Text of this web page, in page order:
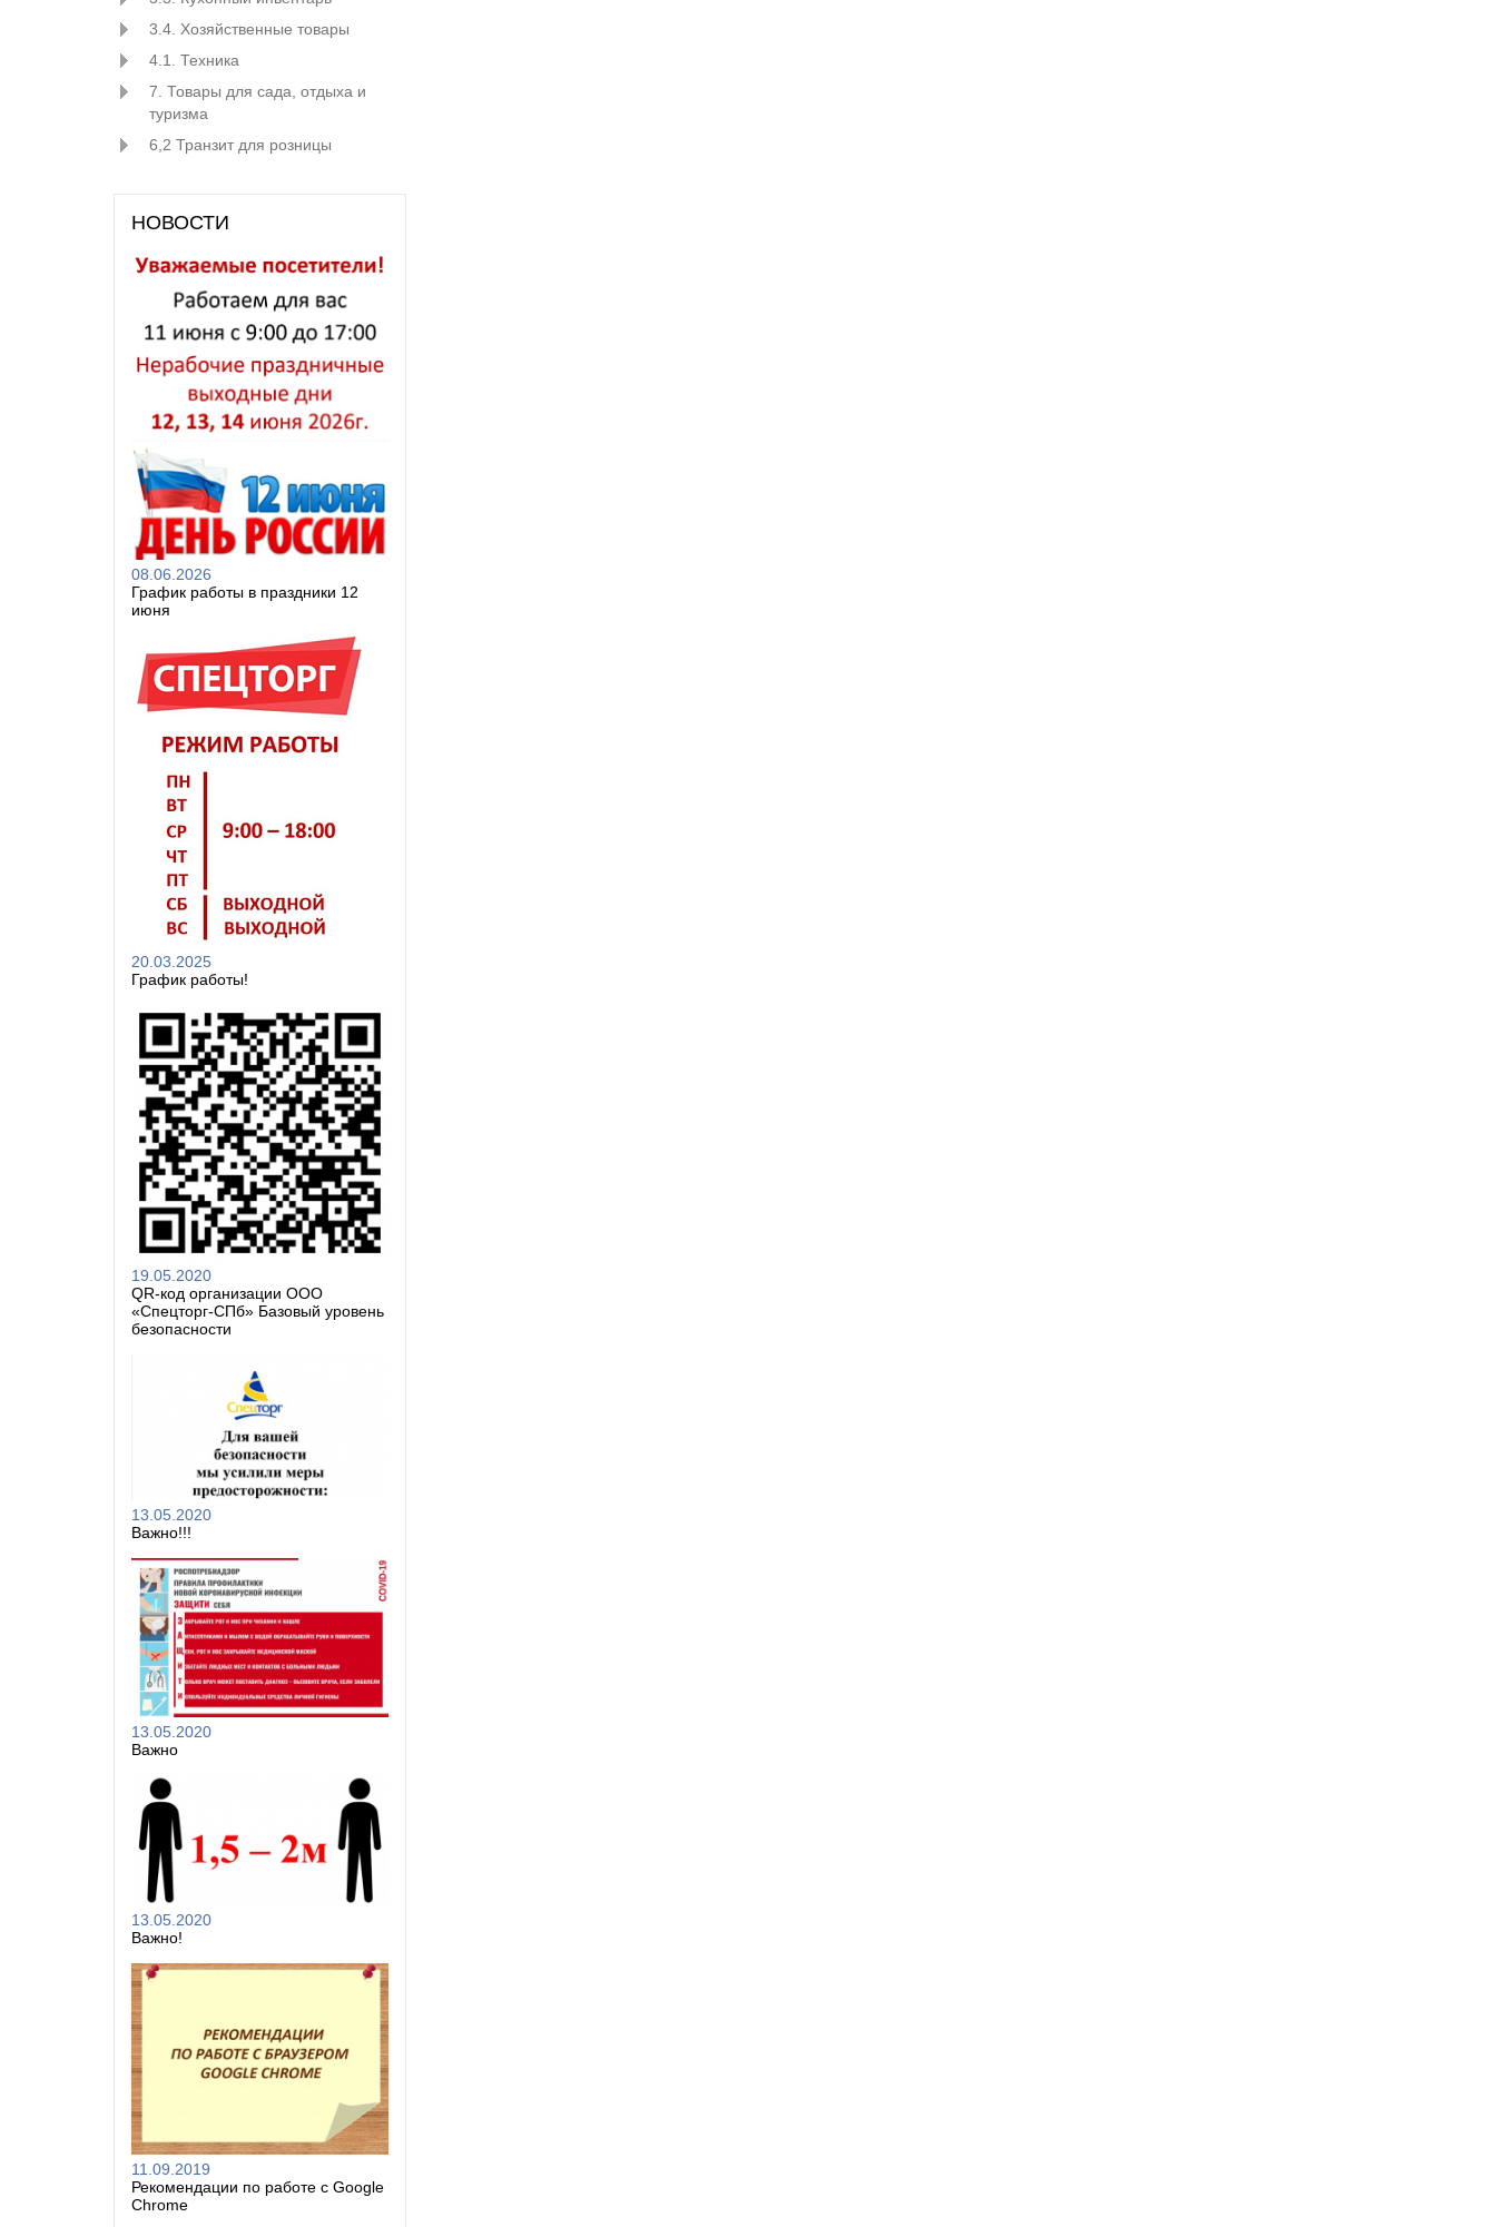
3.4. Хозяйственные товары
4.1. Техника
7. Товары для сада, отдыха и
туризма
6,2 Транзит для розницы
НОВОСТИ
08.06.2026
График работы в праздники 12
июня
20.03.2025
График работы!
19.05.2020
QR-код организации ООО
«Спецторг-СПб» Базовый уровень
безопасности
13.05.2020
Важно!!!
13.05.2020
Важно
13.05.2020
Важно!
11.09.2019
Рекомендации по работе с Google
Chrome